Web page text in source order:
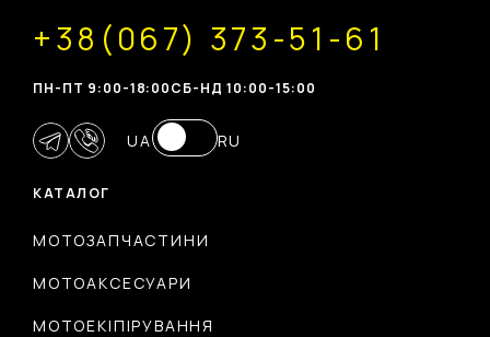
КАТАЛОГ
МОТОЗАПЧАСТИНИ
МОТОАКСЕСУАРИ
МОТОЕКІПІРУВАННЯ
+38(067) 373-51-61
ПН-ПТ 9:00-18:00CБ-НД 10:00-15:00
UA RU